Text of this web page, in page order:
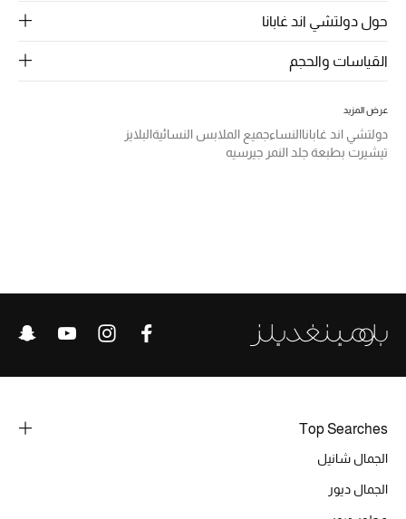
الأطفال
عرض جميع المنتجات
خصومات
الموسم الجديد
حول دولتشي اند غابانا
القياسات والحجم
عرض المزيد
دولتشي اند غاباناالنساءجميع الملابس النسائيةالبلايز
تيشيرت بطبعة جلد النمر جيرسيه
Top Searches
الجمال شانيل
الجمال ديور